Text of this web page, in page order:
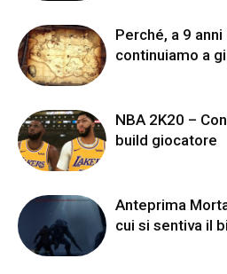
Perché, a 9 anni
continuiamo a
NBA 2K20 –
build giocatore
Anteprima
cui si sentiva il